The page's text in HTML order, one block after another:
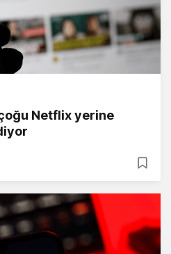
Netflix yerine